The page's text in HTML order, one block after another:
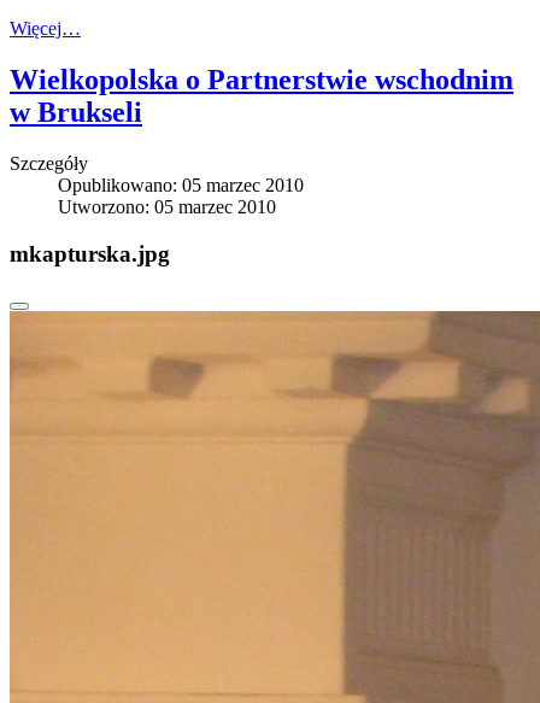
Więcej…
Wielkopolska o Partnerstwie wschodnim
w Brukseli
Szczegóły
Opublikowano: 05 marzec 2010
Utworzono: 05 marzec 2010
mkapturska.jpg